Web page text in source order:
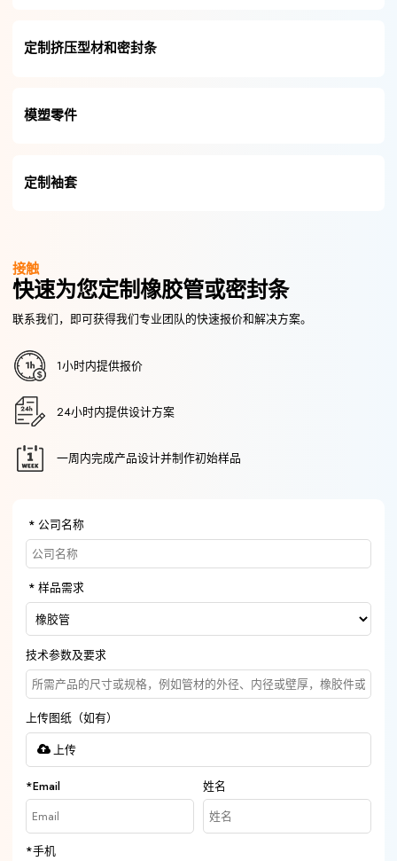
定制挤压型材和密封条
模塑零件
定制袖套
接触
快速为您定制橡胶管或密封条
联系我们，即可获得我们专业团队的快速报价和解决方案。
1小时内提供报价
24小时内提供设计方案
一周内完成产品设计并制作初始样品
公司名称
样品需求
技术参数及要求
上传图纸（如有）
上传
*Email 姓名
*手机